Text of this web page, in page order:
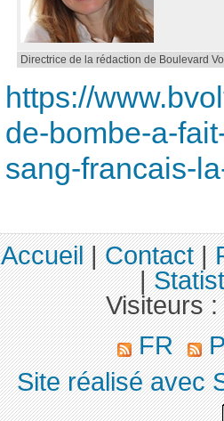
Directrice de la rédaction de Boulevard
https://
de-bombe-a-
sang-francais-
Accueil|Contact|
|
Visiteurs :
FR
Site réalisé avec